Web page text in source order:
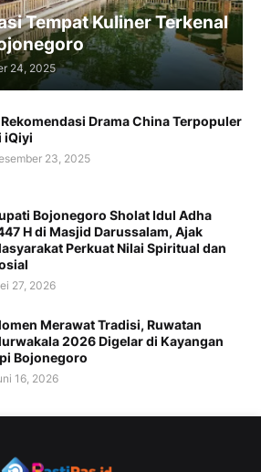
Tempat Kuliner Terkenal
24, 2025
Drama China Terpopuler
iQiyi
23, 2025
Bojonegoro Sholat Idul Adha
H di Masjid Darussalam, Ajak
Perkuat Nilai Spiritual dan
27, 2026
Merawat Tradisi, Ruwatan
2026 Digelar di Kayangan
Bojonegoro
16, 2026